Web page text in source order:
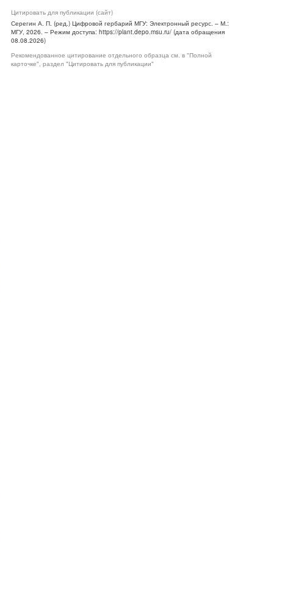
Цитировать для публикации (сайт)
Серегин А. П. (ред.) Цифровой гербарий МГУ: Электронный ресурс. – М.:
МГУ, 2026. – Режим доступа: https://plant.depo.msu.ru/ (дата обращения
08.08.2026)
Рекомендованное цитирование отдельного образца см. в "Полной
карточке", раздел "Цитировать для публикации"